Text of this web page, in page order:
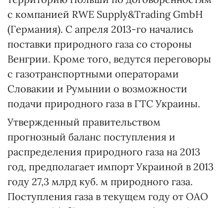
с компанией RWE Supply&Trading GmbH
(Германия). С апреля 2013-го начались
поставки природного газа со стороны
Венгрии. Кроме того, ведутся переговоры
с газотранспортными операторами
Словакии и Румынии о возможности
подачи природного газа в ГТС Украины.
Утвержденный правительством
прогнозный баланс поступления и
распределения природного газа на 2013
год, предполагает импорт Украиной в 2013
году 27,3 млрд куб. м природного газа.
Поступления газа в текущем году от ОАО